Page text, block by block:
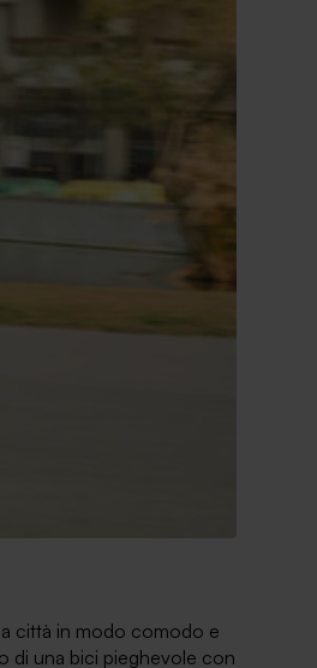
città in modo comodo e
di una bici pieghevole con